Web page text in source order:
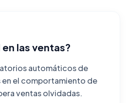
las ventas?
automáticos de
en el comportamiento de
ventas olvidadas.